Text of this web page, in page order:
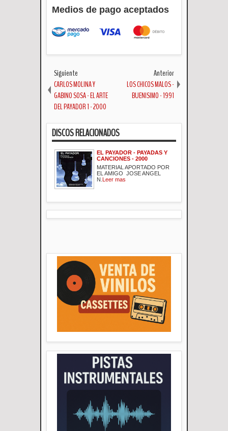
Medios de pago aceptados
Siguiente
CARLOS MOLINA Y
GABINO SOSA - EL ARTE
DEL PAYADOR 1 - 2000
Anterior
LOS CHICOS MALOS -
BUENISIMO - 1991
DISCOS RELACIONADOS
EL PAYADOR - PAYADAS Y
CANCIONES - 2000
MATERIAL APORTADO POR
EL AMIGO JOSE ANGEL
N. Leer mas